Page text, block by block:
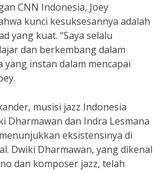
CNN Indonesia, Joey
kunci kesuksesannya adalah
yang kuat. “Saya selalu
dan berkembang dalam
yang instan dalam mencapai
musisi jazz Indonesia
Dharmawan dan Indra Lesmana
eksistensinya di
Dwiki Dharmawan, yang dikenal
dan komposer jazz, telah